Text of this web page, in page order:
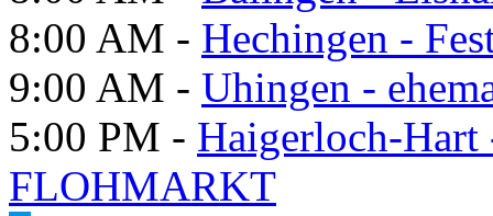
8:00 AM - Hechingen -
9:00 AM - Uhingen -
5:00 PM - Haigerloch-
FLOHMARKT